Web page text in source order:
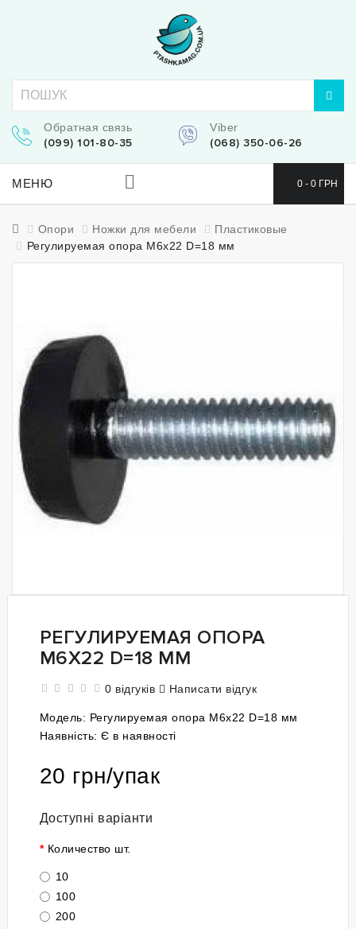
Обратная связь
(099) 101-80-35
Viber
(068) 350-06-26
0 - 0 ГРН
МЕНЮ
Опори Ножки для мебели
Пластиковые
Регулируемая опора М6x22 D=18 мм
РЕГУЛИРУЕМАЯ ОПОРА
М6X22 D=18 ММ
0 відгуків Написати відгук
Модель: Регулируемая опора М6x22 D=18 мм
Наявність: Є в наявності
20 грн/упак
Доступні варіанти
Количество шт.
10
100
200